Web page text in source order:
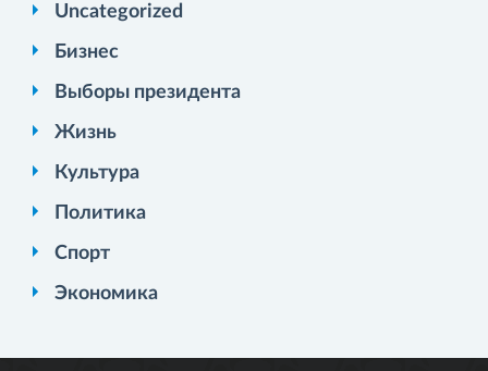
Uncategorized
Бизнес
Выборы президента
Жизнь
Культура
Политика
Спорт
Экономика